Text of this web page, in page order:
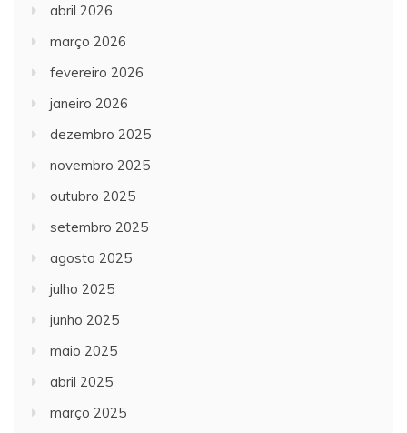
abril 2026
março 2026
fevereiro 2026
janeiro 2026
dezembro 2025
novembro 2025
outubro 2025
setembro 2025
agosto 2025
julho 2025
junho 2025
maio 2025
abril 2025
março 2025